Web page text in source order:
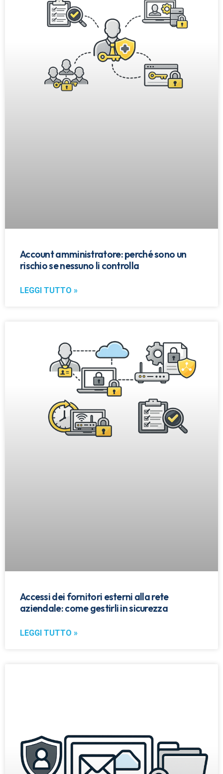
Account amministratore: perché sono un
rischio se nessuno li controlla
LEGGI TUTTO »
Accessi dei fornitori esterni alla rete
aziendale: come gestirli in sicurezza
LEGGI TUTTO »